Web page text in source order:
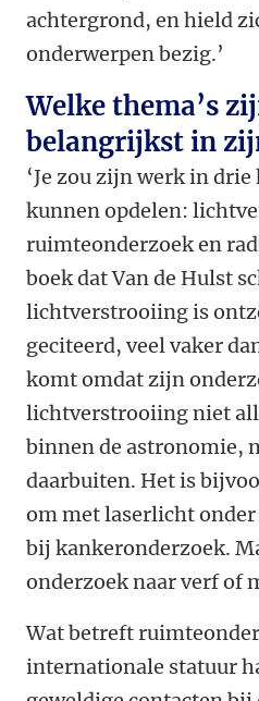
achtergrond, en hield
onderwerpen bezig.’
Welke thema’s
belangrijkst in
‘Je zou zijn werk in
kunnen opdelen:
ruimteonderzoek en
boek dat Van de Hulst
lichtverstrooiing is
geciteerd, veel vaker
komt omdat zijn
lichtverstrooiing niet
binnen de astronomie,
daarbuiten. Het is
om met laserlicht
bij kankeronderzoek.
onderzoek naar verf of
Wat betreft
internationale statuur